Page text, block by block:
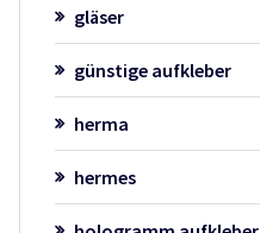
gläser
günstige aufkleber
herma
hermes